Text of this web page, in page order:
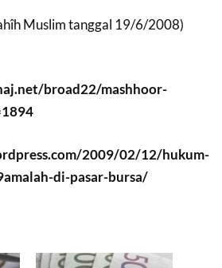
Muslim tanggal 19/6/2008)
broad22/mashhoor-
2009/02/12/hukum-
di-pasar-bursa/